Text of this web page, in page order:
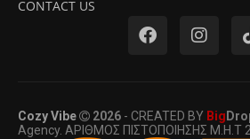
CONTACT US
Cozy Vibe 2026 - CREATED BY Big
Agency. ΑΡΙΘΜΟΣ ΠΙΣΤΟΠΟΙΗΣΗΣ Μ.Η.Τ